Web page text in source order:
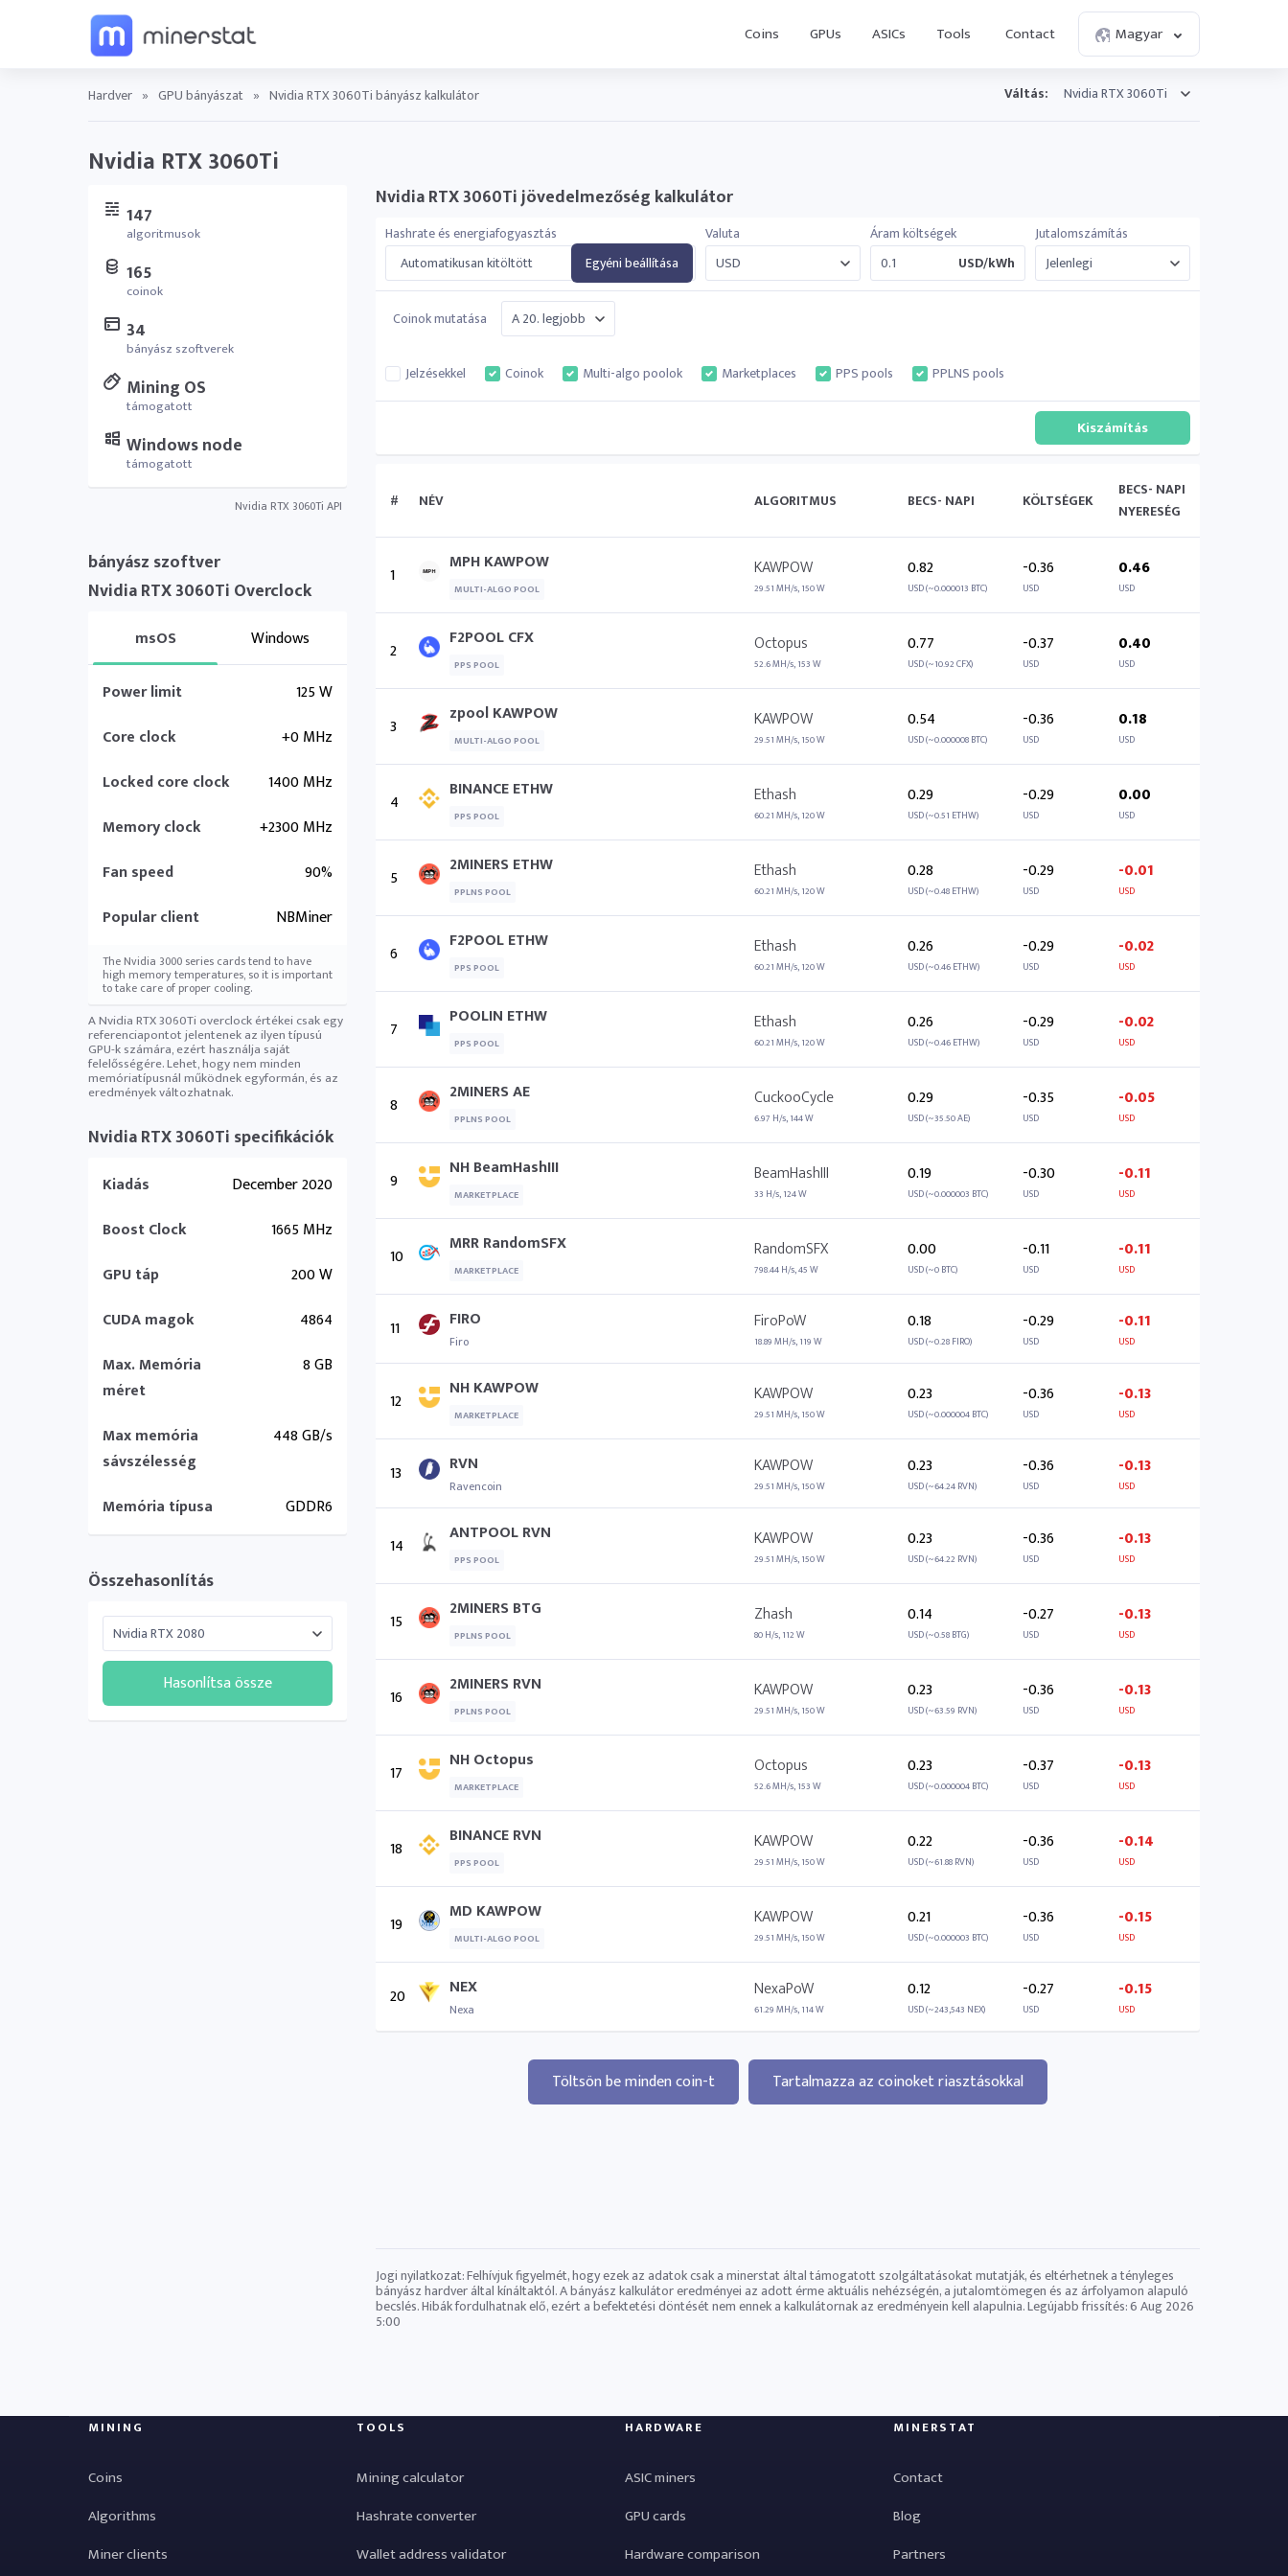
Coins GPUs ASICs Tools Contact Magyar
Hardver » GPU bányászat » Nvidia RTX 3060Ti bányász kalkulátor Váltás:
Nvidia RTX 3060Ti
147
algoritmusok
165
coinok
34
bányász szoftverek
Mining OS
támogatott
Windows node
támogatott
Nvidia RTX 3060Ti API
bányász szoftver
Nvidia RTX 3060Ti Overclock
msOS Windows
Power limit
125 W
Core clock
+0 MHz
Locked core clock
1400 MHz
Memory clock
+2300 MHz
Fan speed
90%
Popular client
NBMiner
The Nvidia 3000 series cards tend to have
high memory temperatures, so it is important
to take care of proper cooling.
A Nvidia RTX 3060Ti overclock értékei csak egy
referenciapontot jelentenek az ilyen típusú
GPU-k számára, ezért használja saját
felelősségére. Lehet, hogy nem minden
memóriatípusnál működnek egyformán, és az
eredmények változhatnak.
Nvidia RTX 3060Ti specifikációk
Kiadás
December 2020
Boost Clock
1665 MHz
GPU táp
200 W
CUDA magok
4864
Max. Memória
méret
8 GB
Max memória
sávszélesség
448 GB/s
Memória típusa GDDR6
Összehasonlítás
Hasonlítsa össze
Nvidia RTX 3060Ti jövedelmezőség kalkulátor
Hashrate és energiafogyasztás
Automatikusan kitöltött
Egyéni beállítása
Valuta
Áram költségek
USD/kWh
Jutalomszámítás
Coinok mutatása
Jelzésekkel Coinok Multi-algo poolok Marketplaces PPS pools PPLNS pools
# NÉV ALGORITMUS BECS- NAPI KÖLTSÉGEK
BECS- NAPI
NYERESÉG
1 MPH KAWPOW
MULTI-ALGO POOL
KAWPOW
29.51 MH/s, 150 W
0.82
USD (~0.000013 BTC)
-0.36
USD
0.46
USD
2 F2POOL CFX
PPS POOL
Octopus
52.6 MH/s, 153 W
0.77
USD (~10.92 CFX)
-0.37
USD
0.40
USD
3 zpool KAWPOW
MULTI-ALGO POOL
KAWPOW
29.51 MH/s, 150 W
0.54
USD (~0.000008 BTC)
-0.36
USD
0.18
USD
4 BINANCE ETHW
PPS POOL
Ethash
60.21 MH/s, 120 W
0.29
USD (~0.51 ETHW)
-0.29
USD
0.00
USD
5 2MINERS ETHW
PPLNS POOL
Ethash
60.21 MH/s, 120 W
0.28
USD (~0.48 ETHW)
-0.29
USD
-0.01
USD
6 F2POOL ETHW
PPS POOL
Ethash
60.21 MH/s, 120 W
0.26
USD (~0.46 ETHW)
-0.29
USD
-0.02
USD
7 POOLIN ETHW
PPS POOL
Ethash
60.21 MH/s, 120 W
0.26
USD (~0.46 ETHW)
-0.29
USD
-0.02
USD
8 2MINERS AE
PPLNS POOL
CuckooCycle
6.97 H/s, 144 W
0.29
USD (~35.50 AE)
-0.35
USD
-0.05
USD
9 NH BeamHashIII
MARKETPLACE
BeamHashIII
33 H/s, 124 W
0.19
USD (~0.000003 BTC)
-0.30
USD
-0.11
USD
10 MRR RandomSFX
MARKETPLACE
RandomSFX
798.44 H/s, 45 W
0.00
USD (~0 BTC)
-0.11
USD
-0.11
USD
11 FIRO
Firo
FiroPoW
18.89 MH/s, 119 W
0.18
USD (~0.28 FIRO)
-0.29
USD
-0.11
USD
12 NH KAWPOW
MARKETPLACE
KAWPOW
29.51 MH/s, 150 W
0.23
USD (~0.000004 BTC)
-0.36
USD
-0.13
USD
13 RVN
Ravencoin
KAWPOW
29.51 MH/s, 150 W
0.23
USD (~64.24 RVN)
-0.36
USD
-0.13
USD
14 ANTPOOL RVN
PPS POOL
KAWPOW
29.51 MH/s, 150 W
0.23
USD (~64.22 RVN)
-0.36
USD
-0.13
USD
15 2MINERS BTG
PPLNS POOL
Zhash
80 H/s, 112 W
0.14
USD (~0.58 BTG)
-0.27
USD
-0.13
USD
16 2MINERS RVN
PPLNS POOL
KAWPOW
29.51 MH/s, 150 W
0.23
USD (~63.59 RVN)
-0.36
USD
-0.13
USD
17 NH Octopus
MARKETPLACE
Octopus
52.6 MH/s, 153 W
0.23
USD (~0.000004 BTC)
-0.37
USD
-0.13
USD
18 BINANCE RVN
PPS POOL
KAWPOW
29.51 MH/s, 150 W
0.22
USD (~61.88 RVN)
-0.36
USD
-0.14
USD
19 MD KAWPOW
MULTI-ALGO POOL
KAWPOW
29.51 MH/s, 150 W
0.21
USD (~0.000003 BTC)
-0.36
USD
-0.15
USD
20 NEX
Nexa
NexaPoW
61.29 MH/s, 114 W
0.12
USD (~243,543 NEX)
-0.27
USD
-0.15
USD
Töltsön be minden coin-t Tartalmazza az coinoket riasztásokkal
Jogi nyilatkozat: Felhívjuk figyelmét, hogy ezek az adatok csak a minerstat által támogatott szolgáltatásokat mutatják, és eltérhetnek a tényleges
bányász ​​hardver által kínáltaktól. A bányász ​​kalkulátor eredményei az adott érme aktuális nehézségén, a jutalomtömegen és az árfolyamon alapuló
becslés. Hibák fordulhatnak elő, ezért a befektetési döntését nem ennek a kalkulátornak az eredményein kell alapulnia. Legújabb frissítés:6 Aug 2026
5:00
MINING
Coins
Algorithms
Miner clients
TOOLS
Mining calculator
Hashrate converter
Wallet address validator
HARDWARE
ASIC miners
GPU cards
Hardware comparison
MINERSTAT
Contact
Blog
Partners